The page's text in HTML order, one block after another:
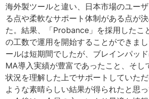
海外製ツールと違い、日本市場のユー
る点や柔軟なサポート体制がある点が
た。結果、「Probance」を採用したこ
の工数で運用を開始することができま
ールは短期間でしたが、ブレインパッ
MA導入実績が豊富であったこと、そし
状況を理解した上でサポートしていた
ような素晴らしい結果が得られたと思っ